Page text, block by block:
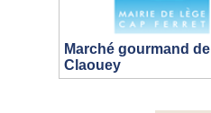
Marché gourmand de
Claouey